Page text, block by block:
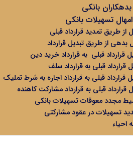
بدهکاران بانکی
امهال تسهیلات بانکی
از طریق تمدید قرارداد قبلی
بدهی از طریق تبدیل قرارداد
قرارداد قبلی به قرارداد خرید دین
قرارداد قبلی به قرارداد سلف
قرارداد قبلی به قرارداد اجاره به شرط تملیک
قرارداد قبلی به قرارداد مشارکت کاهنده
مجدد معوقات تسهیلات بانکی
تسهیلات در عقود مشارکتی
احیاء